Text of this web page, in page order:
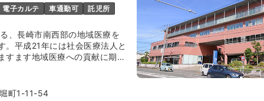
電子カルテ 車通勤可 託児所
、長崎市南西部の地域医療を
。平成21年には社会医療法人と
すます地域医療への貢献に期待
町1-11-54